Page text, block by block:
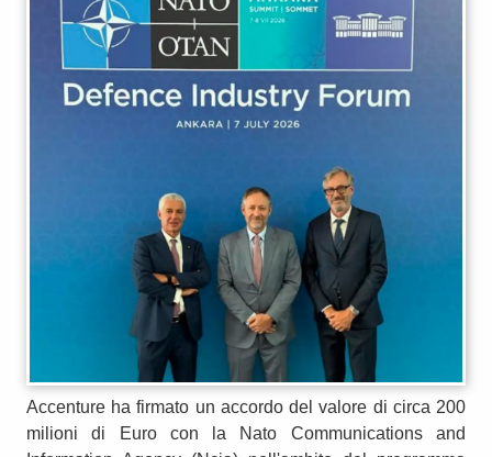
Accenture ha firmato un accordo del valore di circa 200
milioni di Euro con la Nato Communications and